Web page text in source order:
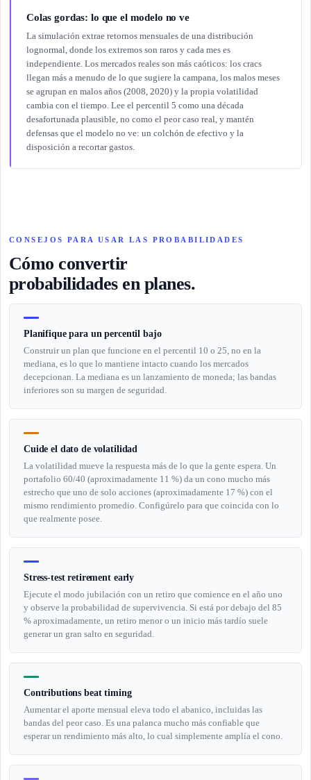
Colas gordas: lo que el modelo no ve
La simulación extrae retornos mensuales de una distribución
lognormal, donde los extremos son raros y cada mes es
independiente. Los mercados reales son más caóticos: los cracs
llegan más a menudo de lo que sugiere la campana, los malos meses
se agrupan en malos años (2008, 2020) y la propia volatilidad
cambia con el tiempo. Lee el percentil 5 como una década
desafortunada plausible, no como el peor caso real, y mantén
defensas que el modelo no ve: un colchón de efectivo y la
disposición a recortar gastos.
CONSEJOS PARA USAR LAS PROBABILIDADES
Cómo convertir
probabilidades en planes.
Planifique para un percentil bajo
Construir un plan que funcione en el percentil 10 o 25, no en la
mediana, es lo que lo mantiene intacto cuando los mercados
decepcionan. La mediana es un lanzamiento de moneda; las bandas
inferiores son su margen de seguridad.
Cuide el dato de volatilidad
La volatilidad mueve la respuesta más de lo que la gente espera. Un
portafolio 60/40 (aproximadamente 11 %) da un cono mucho más
estrecho que uno de solo acciones (aproximadamente 17 %) con el
mismo rendimiento promedio. Configúrelo para que coincida con lo
que realmente posee.
Stress-test retirement early
Ejecute el modo jubilación con un retiro que comience en el año uno
y observe la probabilidad de supervivencia. Si está por debajo del 85
% aproximadamente, un retiro menor o un inicio más tardío suele
generar un gran salto en seguridad.
Contributions beat timing
Aumentar el aporte mensual eleva todo el abanico, incluidas las
bandas del peor caso. Es una palanca mucho más confiable que
esperar un rendimiento más alto, lo cual simplemente amplía el cono.